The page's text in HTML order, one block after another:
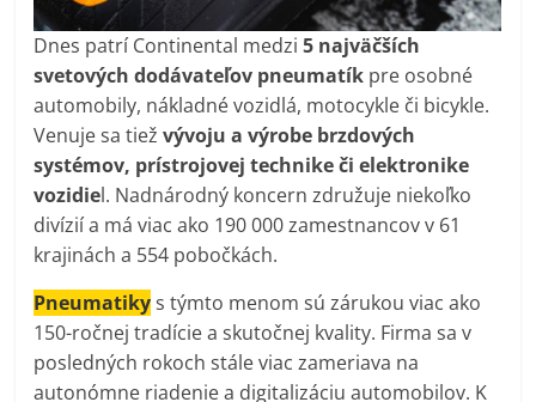
Dnes patrí Continental medzi5 najväčších
svetových dodávateľov pneumatík pre osobné
automobily, nákladné vozidlá, motocykle či bicykle.
Venuje sa tiežvývoju a výrobe brzdových
systémov, prístrojovej technike či elektronike
vozidiel. Nadnárodný koncern združuje niekoľko
divízií a má viac ako 190 000 zamestnancov v 61
krajinách a 554 pobočkách.
Pneumatikys týmto menom sú zárukou viac ako
150-ročnej tradície a skutočnej kvality. Firma sa v
posledných rokoch stále viac zameriava na
autonómne riadenie a digitalizáciu automobilov. K